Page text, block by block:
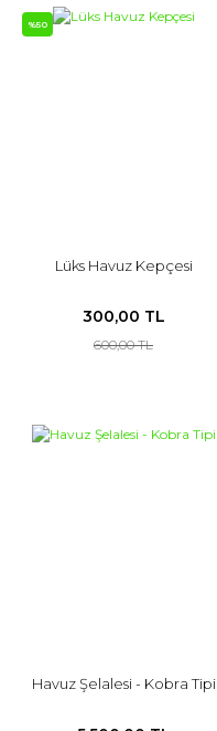
%50
Lüks Havuz Kepçesi
300,00 TL
600,00 TL
Havuz Şelalesi - Kobra Tipi